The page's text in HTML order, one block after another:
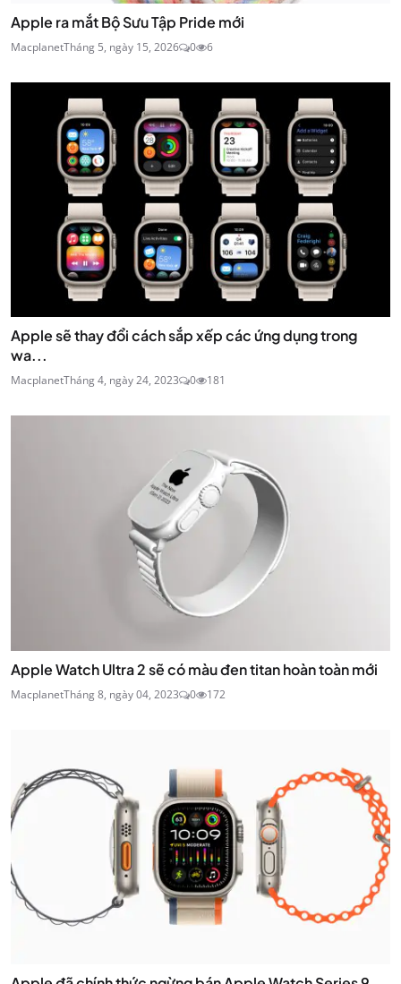
Apple ra mắt Bộ Sưu Tập Pride mới
MacplanetTháng 5, ngày 15, 2026 0 6
Apple sẽ thay đổi cách sắp xếp các ứng dụng trong
wa...
MacplanetTháng 4, ngày 24, 2023 0 181
Apple Watch Ultra 2 sẽ có màu đen titan hoàn toàn mới
MacplanetTháng 8, ngày 04, 2023 0 172